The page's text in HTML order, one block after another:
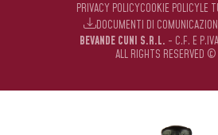
BEVANDE CUNI S.R.L. - C.F. E
ALL RIGHTS RESERVED
PRIVACY POLICYCOOKIE POLICYLE
DOCUMENTI DI